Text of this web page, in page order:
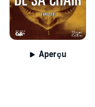
Aperçu